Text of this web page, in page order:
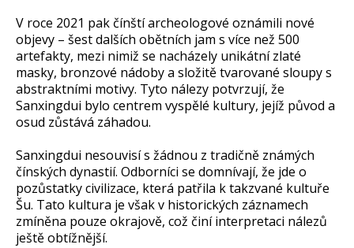
V roce 2021 pak čínští archeologové oznámili nové
objevy – šest dalších obětních jam s více než 500
artefakty, mezi nimiž se nacházely unikátní zlaté
masky, bronzové nádoby a složitě tvarované sloupy s
abstraktními motivy. Tyto nálezy potvrzují, že
Sanxingdui bylo centrem vyspělé kultury, jejíž původ a
osud zůstává záhadou.
Sanxingdui nesouvisí s žádnou z tradičně známých
čínských dynastií. Odborníci se domnívají, že jde o
pozůstatky civilizace, která patřila k takzvané kultuře
Šu. Tato kultura je však v historických záznamech
zmíněna pouze okrajově, což činí interpretaci nálezů
ještě obtížnější.